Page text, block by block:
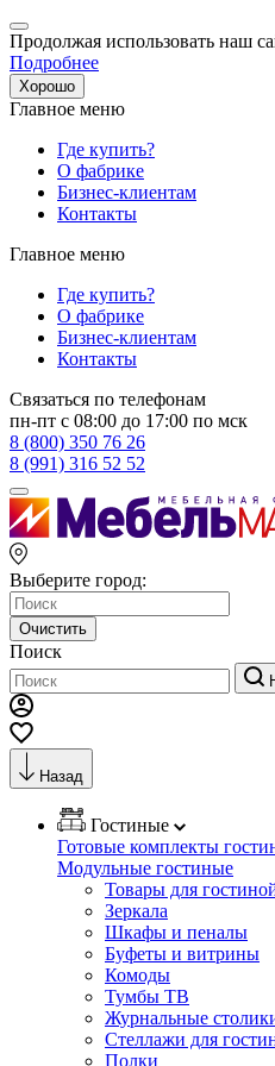
Продолжая использовать наш
Подробнее
Хорошо
Главное меню
Где купить?
О фабрике
Бизнес-клиентам
Контакты
Главное меню
Где купить?
О фабрике
Бизнес-клиентам
Контакты
Связаться по телефонам
пн-пт с 08:00 до 17:00 по мск
8 (800) 350 76 26
8 (991) 316 52 52
Выберите город:
Очистить
Поиск
Назад
Гостиные
Готовые комплекты
Модульные гостиные
Товары для
Зеркала
Шкафы и пеналы
Буфеты и витрины
Комоды
Тумбы ТВ
Журнальные
Стеллажи для
Полки